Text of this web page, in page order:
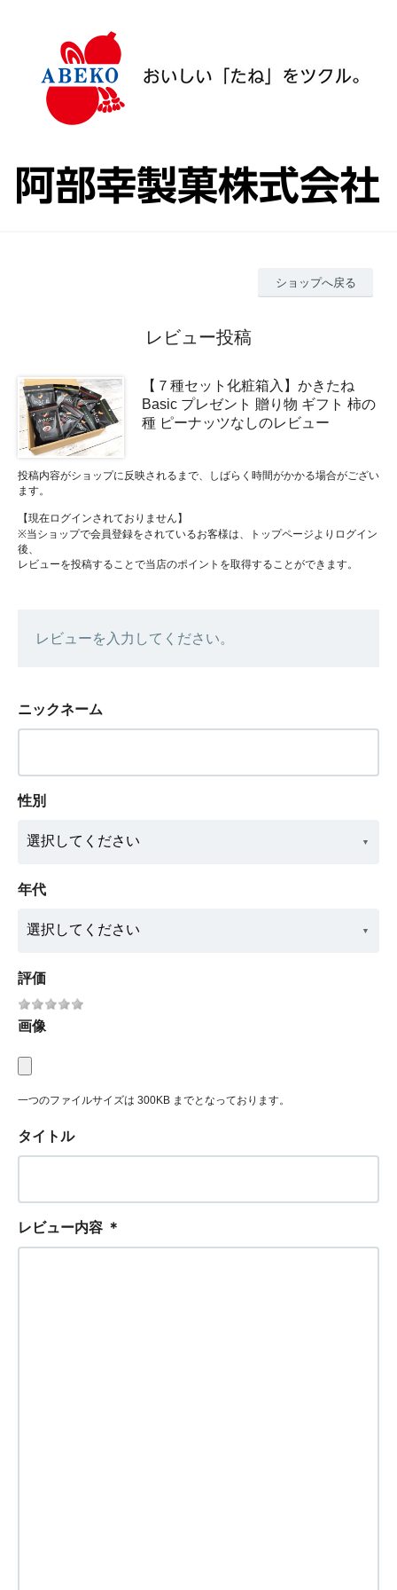
ショップへ戻る
レビュー投稿
【７種セット化粧箱入】かきたね
Basic プレゼント 贈り物 ギフト 柿の
種 ピーナッツなしのレビュー
投稿内容がショップに反映されるまで、しばらく時間がかかる場合がござい
ます。
【現在ログインされておりません】
※当ショップで会員登録をされているお客様は、トップページよりログイン
後、
レビューを投稿することで当店のポイントを取得することができます。
レビューを入力してください。
ニックネーム
性別
年代
評価
画像
一つのファイルサイズは 300KB までとなっております。
タイトル
レビュー内容 ＊